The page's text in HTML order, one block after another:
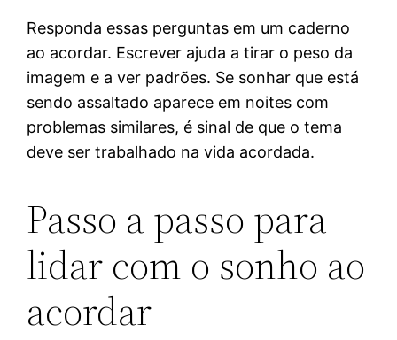
Responda essas perguntas em um caderno
ao acordar. Escrever ajuda a tirar o peso da
imagem e a ver padrões. Se sonhar que está
sendo assaltado aparece em noites com
problemas similares, é sinal de que o tema
deve ser trabalhado na vida acordada.
Passo a passo para
lidar com o sonho ao
acordar